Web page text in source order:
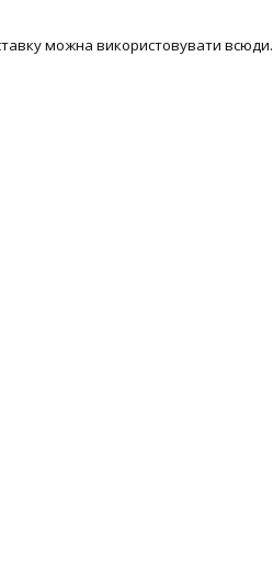
можна використовувати всюди.